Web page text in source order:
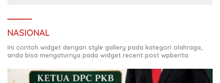
NASIONAL
Ini contoh widget dengan style gallery pada kategori olahraga,
anda bisa mengaturnya pada widget recent post wpberita.